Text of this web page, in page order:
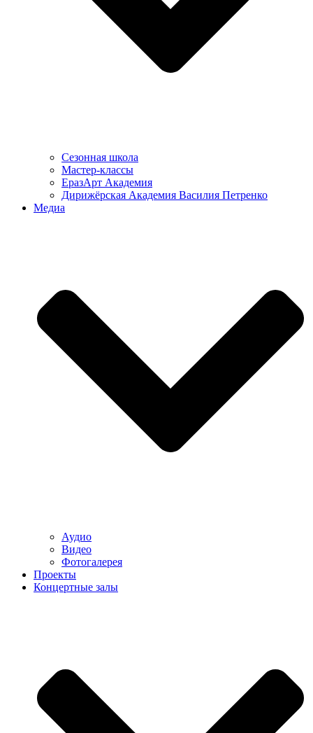
Сезонная школа
Мастер-классы
ЕразАрт Академия
Дирижёрская Академия Василия Петренко
Медиа
Аудио
Видео
Фотогалерея
Проекты
Концертные залы